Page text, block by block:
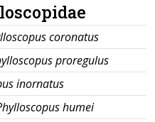
coronatus
proregulus
inornatus
humei